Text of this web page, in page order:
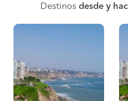
Destinos desde y